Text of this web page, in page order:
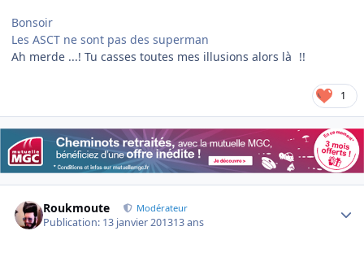
Bonsoir
Les ASCT ne sont pas des superman
Ah merde ...! Tu casses toutes mes illusions alors là !!
1
Roukmoute Modérateur
Publication: 13 janvier 201313 ans